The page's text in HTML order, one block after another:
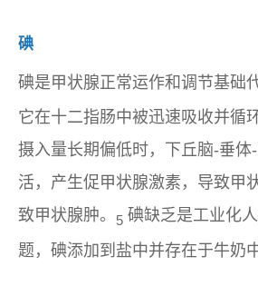
碘
碘是甲状腺正常运作和调节基础
它在十二指肠中被迅速吸收并循
摄入量长期偏低时，下丘脑-垂体
活，产生促甲状腺激素，导致甲
致甲状腺肿。
5 碘缺乏是工业化
题，碘添加到盐中并存在于牛奶中